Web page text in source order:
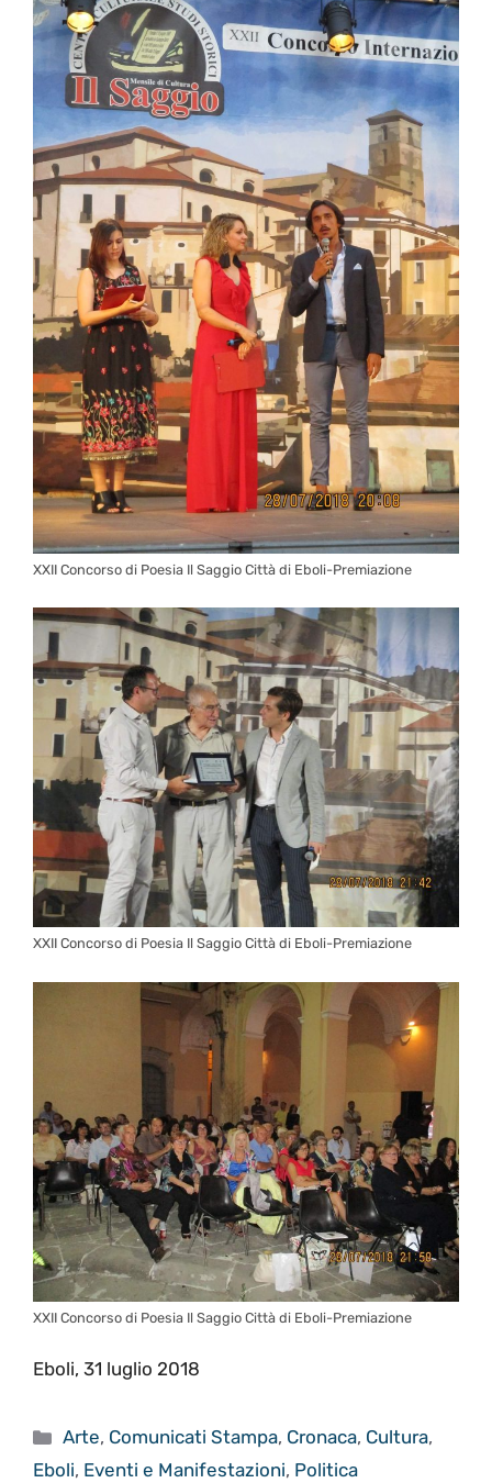
XXII Concorso di Poesia Il Saggio Città di Eboli-Premiazione
XXII Concorso di Poesia Il Saggio Città di Eboli-Premiazione
XXII Concorso di Poesia Il Saggio Città di Eboli-Premiazione
Eboli, 31 luglio 2018
Categorie
Arte, Comunicati Stampa, Cronaca, Cultura,
Eboli, Eventi e Manifestazioni, Politica